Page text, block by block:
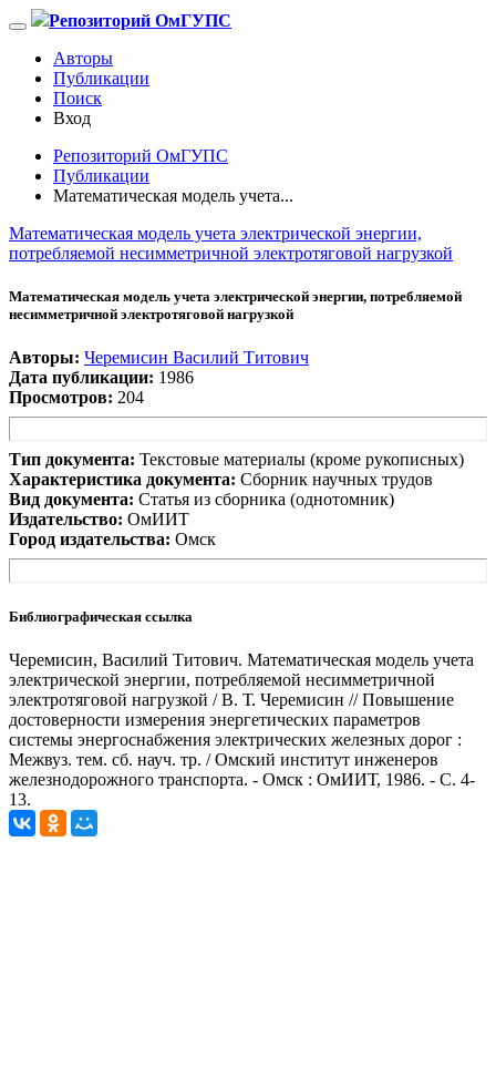
Репозиторий ОмГУПС
Авторы
Публикации
Поиск
Вход
Репозиторий ОмГУПС
Публикации
Математическая модель учета...
Математическая модель учета электрической энергии,
потребляемой несимметричной электротяговой нагрузкой
Математическая модель учета электрической энергии, потребляемой
несимметричной электротяговой нагрузкой
Авторы: Черемисин Василий Титович
Дата публикации: 1986
Просмотров: 204
Тип документа: Текстовые материалы (кроме рукописных)
Характеристика документа: Сборник научных трудов
Вид документа: Статья из сборника (однотомник)
Издательство: ОмИИТ
Город издательства: Омск
Библиографическая ссылка
Черемисин, Василий Титович. Математическая модель учета
электрической энергии, потребляемой несимметричной
электротяговой нагрузкой / В. Т. Черемисин // Повышение
достоверности измерения энергетических параметров
системы энергоснабжения электрических железных дорог :
Межвуз. тем. сб. науч. тр. / Омский институт инженеров
железнодорожного транспорта. - Омск : ОмИИТ, 1986. - С. 4-
13.